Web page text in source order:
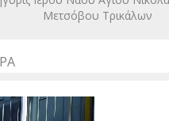
Μετσόβου Τρικάλων